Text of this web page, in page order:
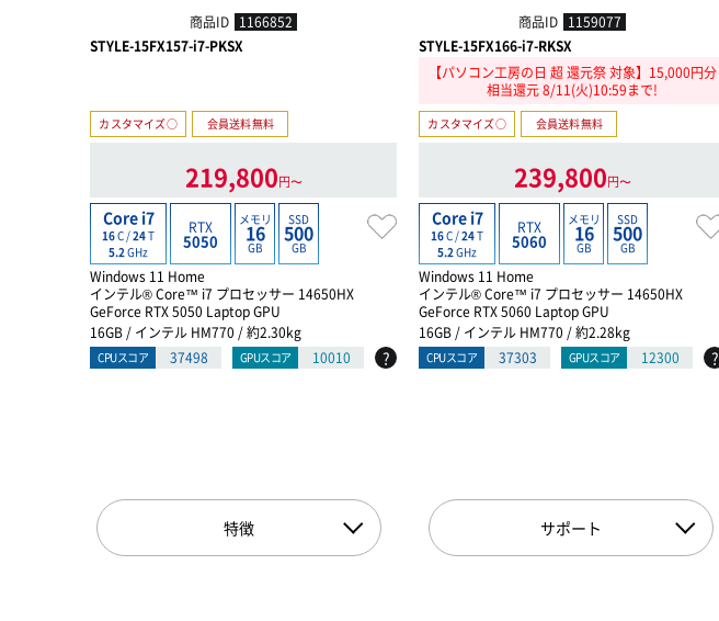
商品ID 1166852
STYLE-15FX157-i7-PKSX
カスタマイズ○ 会員送料無料
219,800円〜
Core i7
16C /24T
5.2 GHz
RTX
5050
メモリ
16
GB
SSD
500
GB
Windows 11 Home
インテル® Core™ i7 プロセッサー 14650HX
GeForce RTX 5050 Laptop GPU
16GB / インテル HM770 / 約2.30kg
CPUスコア 37498 GPUスコア 10010 ?
商品ID 1159077
STYLE-15FX166-i7-RKSX
【パソコン工房の日 超 還元祭 対象】15,000円分
相当還元 8/11(火)10:59まで!
カスタマイズ○ 会員送料無料
239,800円〜
Core i7
16C /24T
5.2 GHz
RTX
5060
メモリ
16
GB
SSD
500
GB
Windows 11 Home
インテル® Core™ i7 プロセッサー 14650HX
GeForce RTX 5060 Laptop GPU
16GB / インテル HM770 / 約2.28kg
CPUスコア 37303 GPUスコア 12300 ?
特徴 サポート